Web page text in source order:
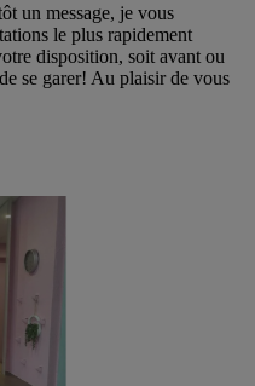
un message, je vous
le plus rapidement
disposition, soit avant ou
se garer! Au plaisir de vous